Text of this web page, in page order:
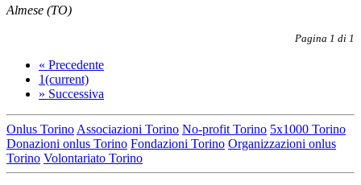
Almese (TO)
Pagina 1 di 1
« Precedente
1(current)
» Successiva
Onlus Torino Associazioni Torino No-profit Torino 5x1000 Torino
Donazioni onlus Torino Fondazioni Torino Organizzazioni onlus
Torino Volontariato Torino